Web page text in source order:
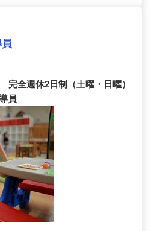
全週休2日制（土曜・日曜）
員